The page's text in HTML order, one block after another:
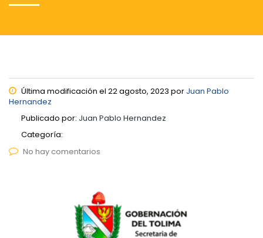
Última modificación el 22 agosto, 2023 por Juan Pablo
Hernandez
Publicado por: Juan Pablo Hernandez
Categoría:
No hay comentarios